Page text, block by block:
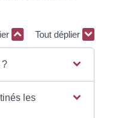
Tout déplier
?
les